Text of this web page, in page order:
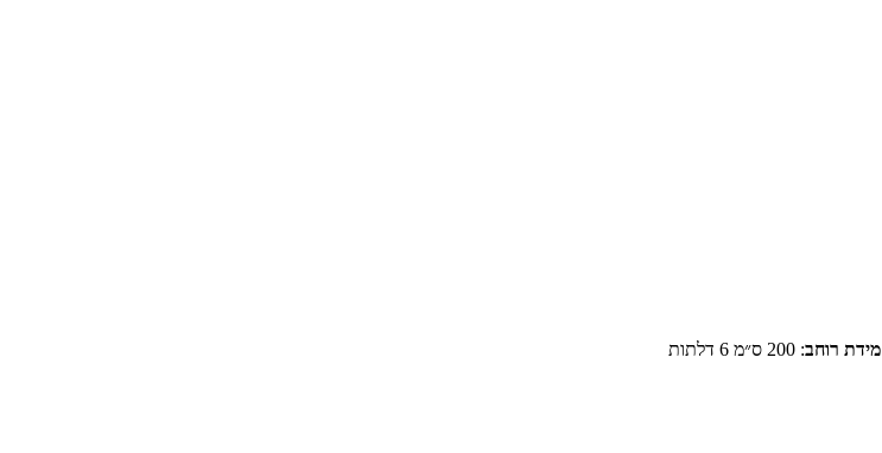
מידת רוחב:200 ס״מ 6 דלתות